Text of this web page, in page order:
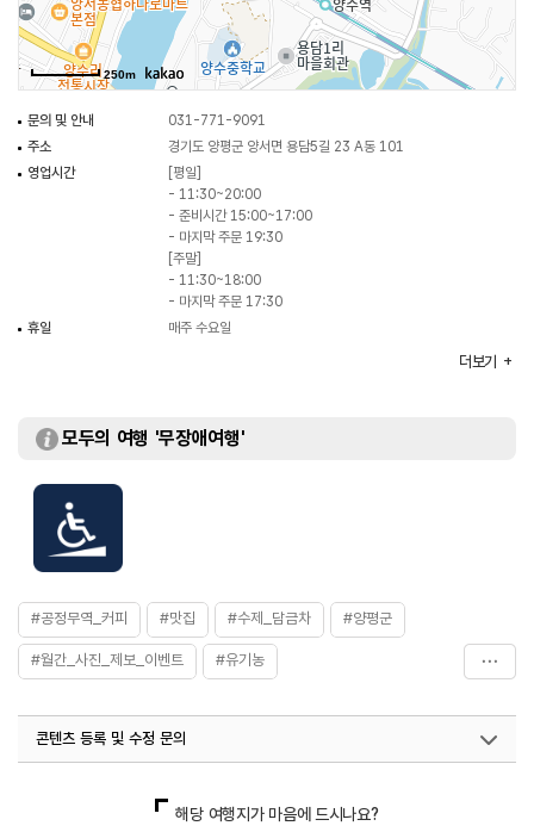
250m
문의 및 안내
031-771-9091
주소
경기도 양평군 양서면 용담5길 23 A동 101
영업시간
[평일]
- 11:30~20:00
- 준비시간 15:00~17:00
- 마지막 주문 19:30
[주말]
- 11:30~18:00
- 마지막 주문 17:30
휴일
매주 수요일
더보기
모두의 여행 '무장애여행'
#공정무역_커피 #맛집 #수제_담금차 #양평군
#월간_사진_제보_이벤트 #유기농
콘텐츠 등록 및 수정 문의
열린관광콘텐츠팀(열린관광-모두의여행)
033-738-3425
해당 여행지가 마음에 드시나요?